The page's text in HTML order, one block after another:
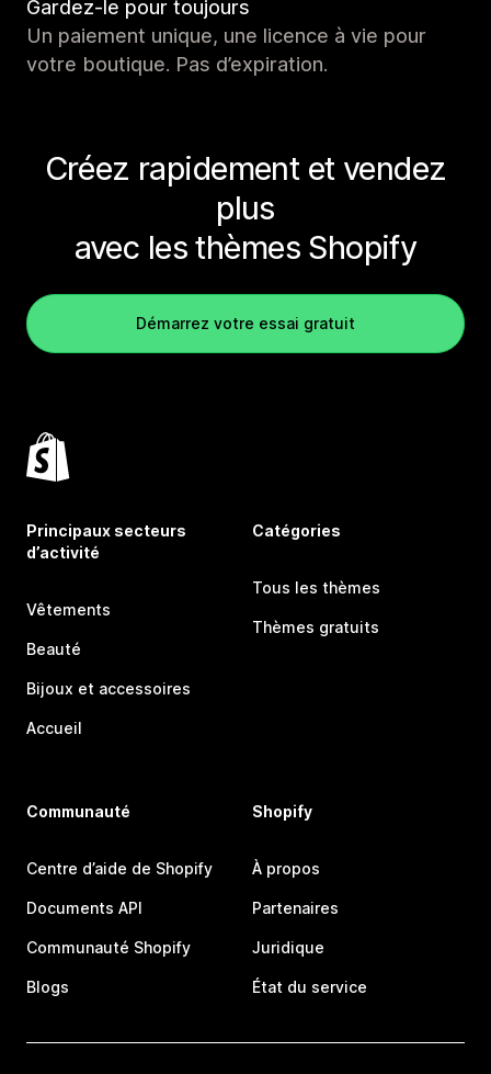
Gardez-le pour toujours
Un paiement unique, une licence à vie pour
votre boutique. Pas d’expiration.
Créez rapidement et vendez
plus
avec les thèmes Shopify
Démarrez votre essai gratuit
Principaux secteurs
d’activité
Vêtements
Beauté
Bijoux et accessoires
Accueil
Catégories
Tous les thèmes
Thèmes gratuits
Communauté
Centre d’aide de Shopify
Documents API
Communauté Shopify
Blogs
Shopify
À propos
Partenaires
Juridique
État du service